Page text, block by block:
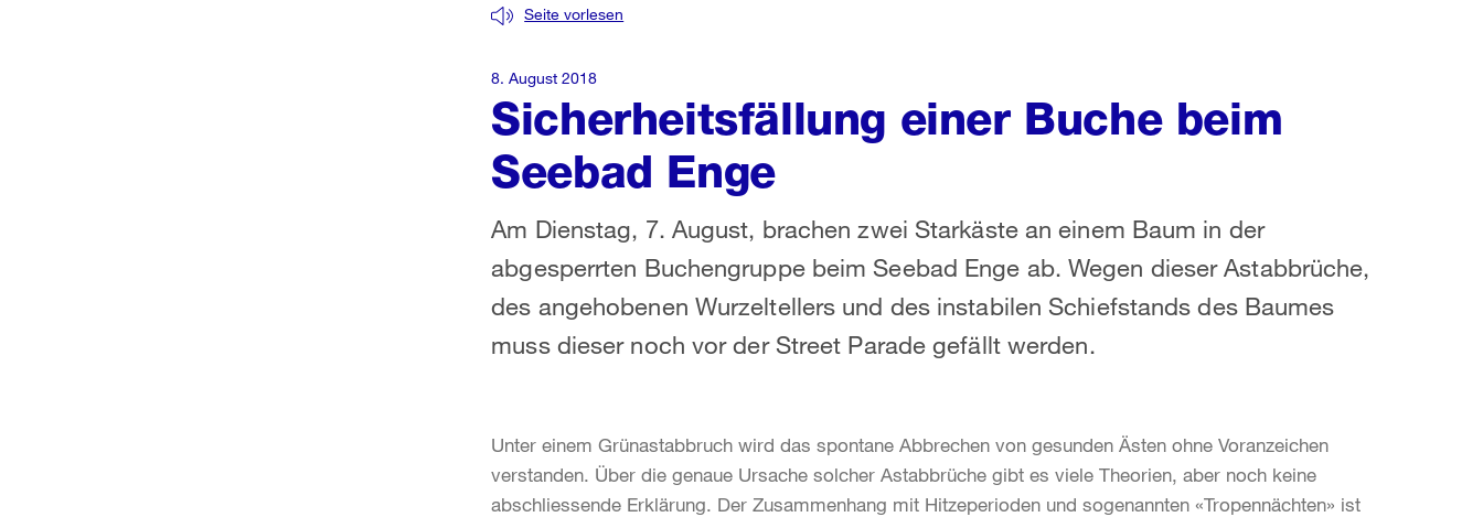
Sicherheitsfällung einer Buche beim
Seebad Enge
Seite vorlesen
Am Dienstag, 7. August, brachen zwei Starkäste an einem Baum in der
abgesperrten Buchengruppe beim Seebad Enge ab. Wegen dieser Astabbrüche,
des angehobenen Wurzeltellers und des instabilen Schiefstands des Baumes
muss dieser noch vor der Street Parade gefällt werden.
8. August 2018
Unter einem Grünastabbruch wird das spontane Abbrechen von gesunden Ästen ohne Voranzeichen
verstanden. Über die genaue Ursache solcher Astabbrüche gibt es viele Theorien, aber noch keine
abschliessende Erklärung. Der Zusammenhang mit Hitzeperioden und sogenannten «Tropennächten» ist